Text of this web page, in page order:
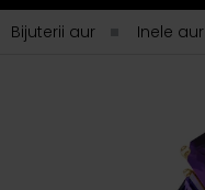
Bijuterii aur
Inele aur